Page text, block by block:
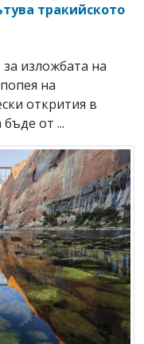
тракийското
изложбата на
на
открития в
от ...